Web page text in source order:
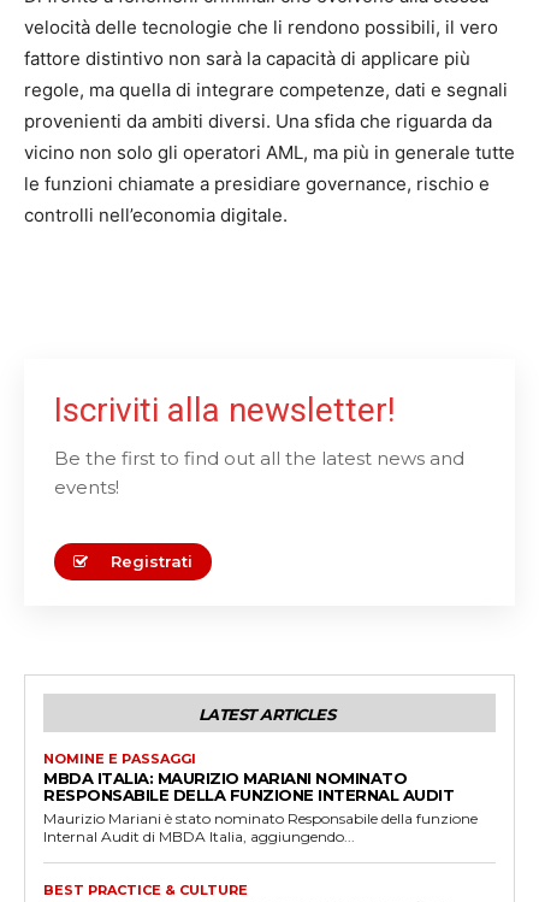
velocità delle tecnologie che li rendono possibili, il vero
fattore distintivo non sarà la capacità di applicare più
regole, ma quella di integrare competenze, dati e segnali
provenienti da ambiti diversi. Una sfida che riguarda da
vicino non solo gli operatori AML, ma più in generale tutte
le funzioni chiamate a presidiare governance, rischio e
controlli nell’economia digitale.
Iscriviti alla newsletter!
Be the first to find out all the latest news and
events!
Registrati
LATEST ARTICLES
NOMINE E PASSAGGI
MBDA ITALIA: MAURIZIO MARIANI NOMINATO
RESPONSABILE DELLA FUNZIONE INTERNAL AUDIT
Maurizio Mariani è stato nominato Responsabile della funzione
Internal Audit di MBDA Italia, aggiungendo...
BEST PRACTICE & CULTURE